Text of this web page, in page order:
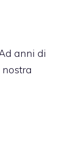
anni di